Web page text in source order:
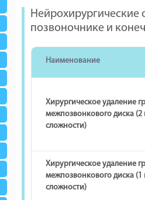
Нейрохирургические
позвоночнике и
Наименование
Хирургическое удаление
межпозвонкового диска (2
сложности)
Хирургическое удаление
межпозвонкового диска (1
сложности)